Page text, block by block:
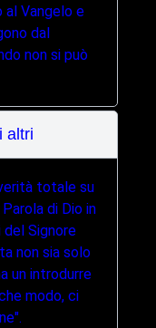
al Vangelo e
dal
non si può
altri
totale su
di Dio in
del Signore
non sia solo
un introdurre
modo, ci